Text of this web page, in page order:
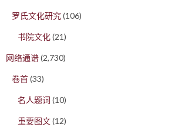
罗氏文化研究(106)
书院文化(21)
网络通谱(2,730)
卷首(33)
名人题词 (10)
重要图文(12)